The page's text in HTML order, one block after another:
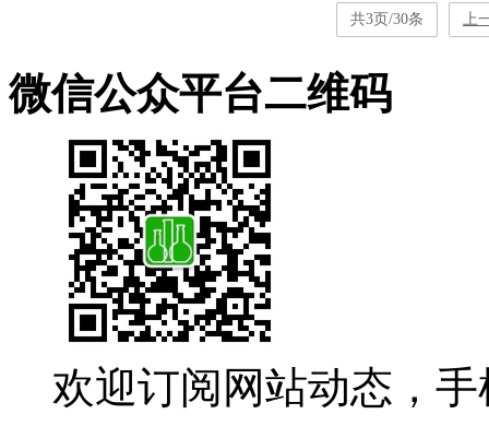
共3页/30条 上
微信公众平台二维码
欢迎订阅网站动态，